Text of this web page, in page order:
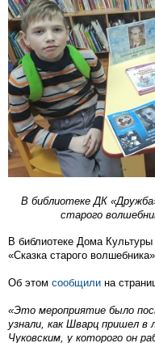
В библиотеке ДК
старого
В библиотеке Дома
«Сказка старого
Об этом сообщили на
«Это мероприятие было
узнали, как Шварц пришел в
Чуковским, у которого он